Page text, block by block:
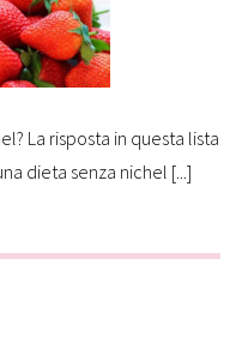
La risposta in questa lista
dieta senza nichel [...]